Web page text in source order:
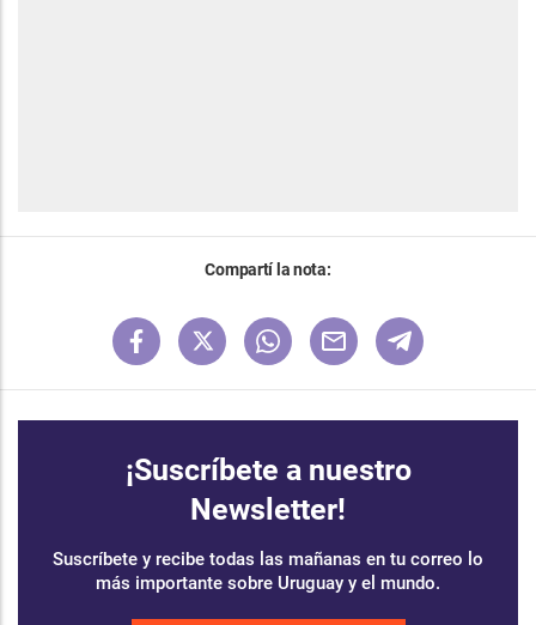
Compartí la nota:
¡Suscríbete a nuestro
Newsletter!
Suscríbete y recibe todas las mañanas en tu correo lo
más importante sobre Uruguay y el mundo.